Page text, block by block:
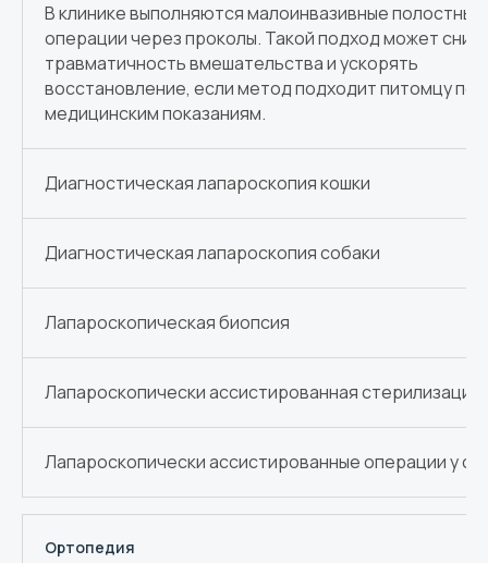
В клинике выполняются малоинвазивные полостные
операции через проколы. Такой подход может
травматичность вмешательства и ускорять
восстановление, если метод подходит питомцу по
медицинским показаниям.
Диагностическая лапароскопия кошки
Диагностическая лапароскопия собаки
Лапароскопическая биопсия
Лапароскопически ассистированная стерилизация
Лапароскопически ассистированные операции у
Ортопедия